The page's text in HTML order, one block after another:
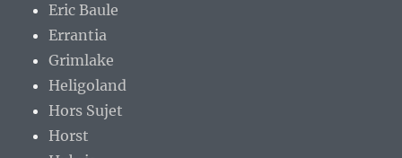
Eric Baule
Errantia
Grimlake
Heligoland
Hors Sujet
Horst